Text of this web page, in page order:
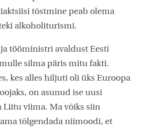
tõstmine peab olema
alkoholiturismi.
tööministri avaldust Eesti
silma päris mitu fakti.
kes alles hiljuti oli üks Euroopa
on asunud ise uusi
Liitu viima. Ma võiks siin
tõlgendada niimoodi, et